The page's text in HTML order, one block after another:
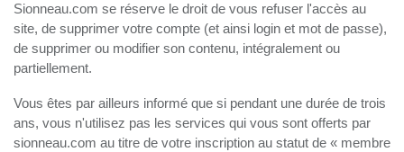
Sionneau.com se réserve le droit de vous refuser l'accès au
site, de supprimer votre compte (et ainsi login et mot de passe),
de supprimer ou modifier son contenu, intégralement ou
partiellement.
Vous êtes par ailleurs informé que si pendant une durée de trois
ans, vous n'utilisez pas les services qui vous sont offerts par
sionneau.com au titre de votre inscription au statut de « membre